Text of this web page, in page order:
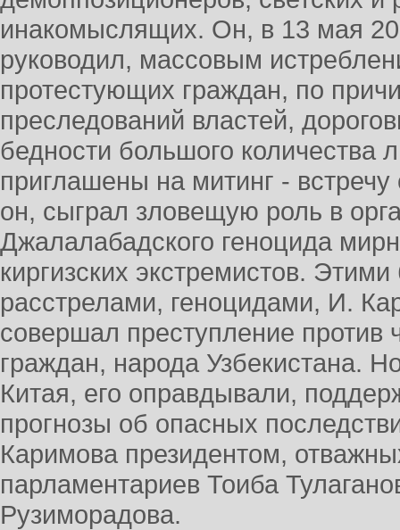
инакомыслящих. Он, в 13 мая
руководил, массовым
протестующих граждан, по
преследований властей,
бедности большого
приглашены на митинг -
он, сыграл зловещую роль в
Джалалабадского геноцида
киргизских экстремистов.
расстрелами, геноцидами, И.
совершал преступление против
граждан, народа Узбекистана.
Китая, его оправдывали,
прогнозы об опасных
Каримова президентом,
парламентариев Тоиба
Рузиморадова.